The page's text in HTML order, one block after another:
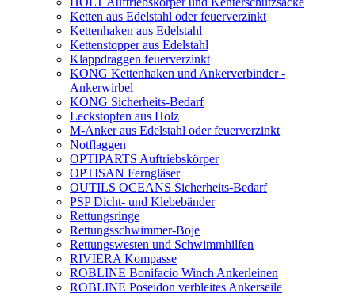
Ketten aus Edelstahl oder feuerverzinkt
Kettenhaken aus Edelstahl
Kettenstopper aus Edelstahl
Klappdraggen feuerverzinkt
KONG Kettenhaken und Ankerverbinder -
Ankerwirbel
KONG Sicherheits-Bedarf
Leckstopfen aus Holz
M-Anker aus Edelstahl oder feuerverzinkt
Notflaggen
OPTIPARTS Auftriebskörper
OPTISAN Ferngläser
OUTILS OCEANS Sicherheits-Bedarf
PSP Dicht- und Klebebänder
Rettungsringe
Rettungsschwimmer-Boje
Rettungswesten und Schwimmhilfen
RIVIERA Kompasse
ROBLINE Bonifacio Winch Ankerleinen
ROBLINE Poseidon verbleites Ankerseile